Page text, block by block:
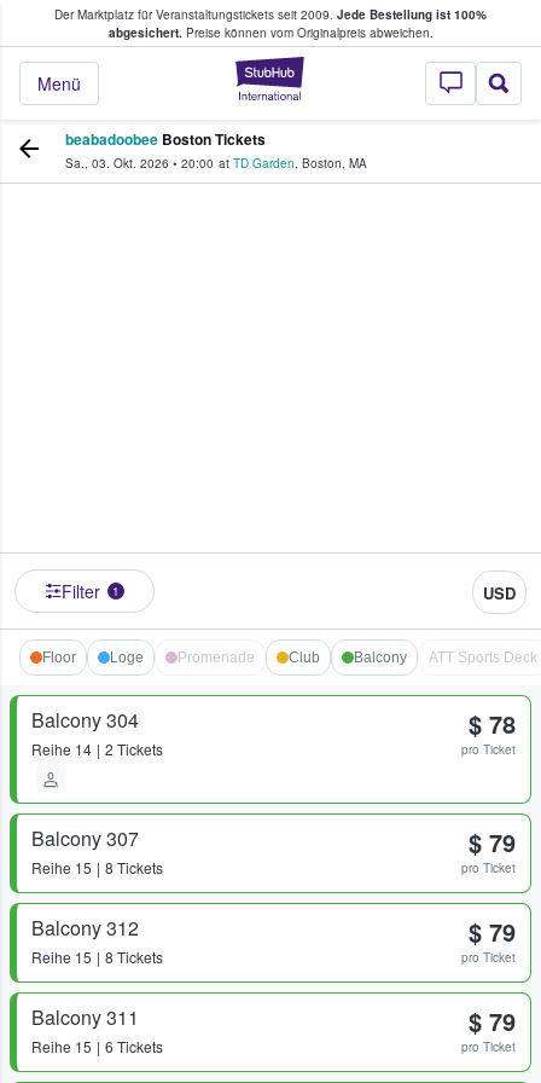
Der Marktplatz für Veranstaltungstickets seit 2009. Jede Bestellung ist 100%
abgesichert.Preise können vom Originalpreis abweichen.
StubHub - Wo
Menü
Tickets kaufen & verkaufen
beabadoobee Boston Tickets
Sa., 03. Okt. 2026 • 20:00 at TD Garden, Boston, MA
Filter 1 USD
Floor Loge Promenade Club Balcony ATT Sports Deck
Balcony 304
Reihe 14 2 Tickets
$ 78
pro Ticket
Balcony 307
Reihe 15 8 Tickets
$ 79
pro Ticket
Balcony 312
Reihe 15 8 Tickets
$ 79
pro Ticket
Balcony 311
Reihe 15 6 Tickets
$ 79
pro Ticket